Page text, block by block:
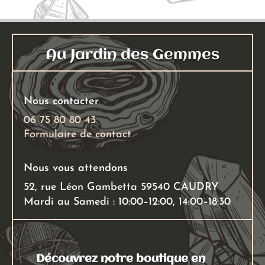
être
choisies
sur
la
page
du
produit
choisies
Au Jardin des Gemmes
Nous contacter
06 75 80 80 43
Formulaire de contact
Nous vous attendons
52, rue Léon Gambetta 59540 CAUDRY
Mardi au Samedi : 10:00–12:00, 14:00–18:30
Découvrez notre boutique en